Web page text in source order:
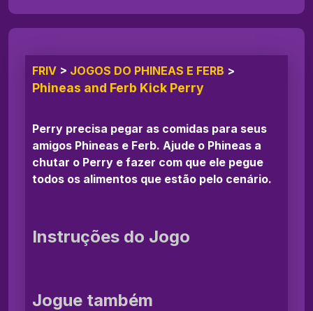
FRIV > JOGOS DO PHINEAS E FERB >
Phineas and Ferb Kick Perry
Perry precisa pegar as comidas para seus
amigos Phineas e Ferb. Ajude o Phineas a
chutar o Perry e fazer com que ele pegue
todos os alimentos que estão pelo cenário.
Instruções do Jogo
Jogue também